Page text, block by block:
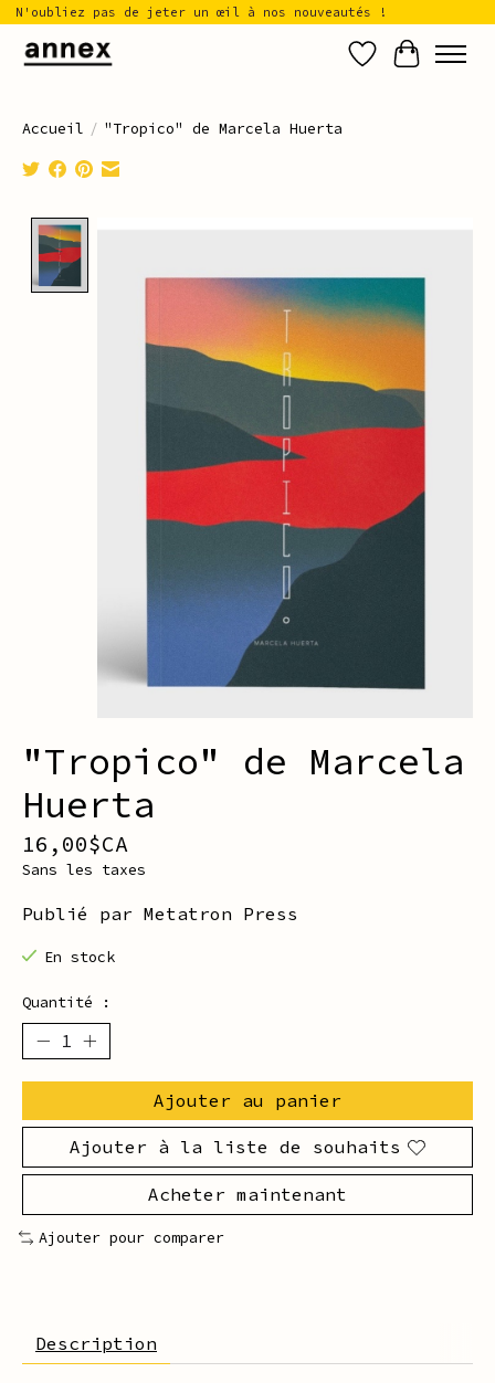
N'oubliez pas de jeter un œil à nos nouveautés !
Liste de
Panier
Accueil / "Tropico" de Marcela Huerta
"Tropico" de Marcela
Huerta
16,00$CA
Sans les taxes
Publié par Metatron Press
En stock
Quantité :
Ajouter au panier
Ajouter à la liste de souhaits
Acheter maintenant
Ajouter pour comparer
Description